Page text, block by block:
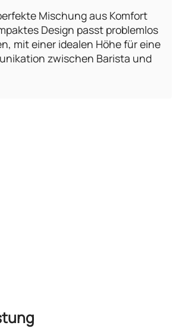
Mischung aus Komfort
Design passt problemlos
mit einer idealen Höhe für eine
zwischen Barista und